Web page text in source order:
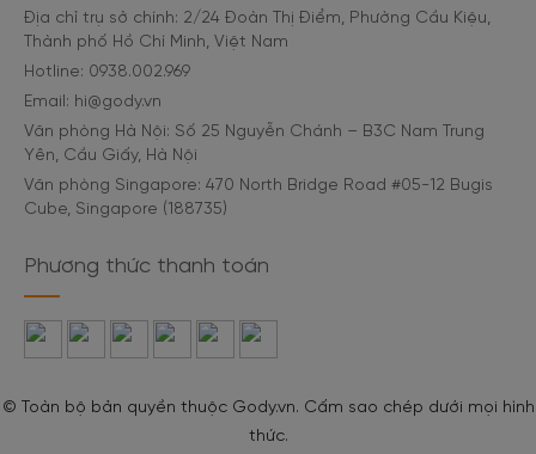
Địa chỉ trụ sở chính: 2/24 Đoàn Thị Điểm, Phường Cầu Kiệu,
Thành phố Hồ Chí Minh, Việt Nam
Hotline: 0938.002.969
Email: hi@gody.vn
Văn phòng Hà Nội: Số 25 Nguyễn Chánh – B3C Nam Trung
Yên, Cầu Giấy, Hà Nội
Văn phòng Singapore: 470 North Bridge Road #05-12 Bugis
Cube, Singapore (188735)
Phương thức thanh toán
© Toàn bộ bản quyền thuộc Gody.vn. Cấm sao chép dưới mọi hình
thức.